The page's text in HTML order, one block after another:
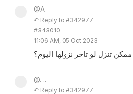
@A
↶ Reply to #342977
#343010
11:06 AM, 05 Oct 2023
تنزل لو تاخر نزولها اليوم؟
@. ..
↶ Reply to #342977